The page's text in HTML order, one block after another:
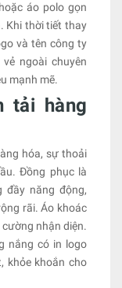
áo polo gọn
Khi thời tiết thay
và tên công ty
ngoài chuyên
mạnh mẽ.
tải hàng
hóa, sự thoải
Đồng phục là
đầy năng động,
rãi. Áo khoác
nhận diện.
nắng có in logo
khỏe khoắn cho